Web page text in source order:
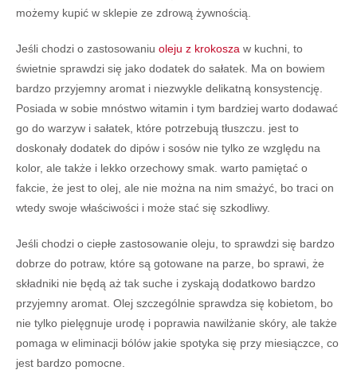
możemy kupić w sklepie ze zdrową żywnością.
Jeśli chodzi o zastosowaniu oleju z krokosza w kuchni, to
świetnie sprawdzi się jako dodatek do sałatek. Ma on bowiem
bardzo przyjemny aromat i niezwykle delikatną konsystencję.
Posiada w sobie mnóstwo witamin i tym bardziej warto dodawać
go do warzyw i sałatek, które potrzebują tłuszczu. jest to
doskonały dodatek do dipów i sosów nie tylko ze względu na
kolor, ale także i lekko orzechowy smak. warto pamiętać o
fakcie, że jest to olej, ale nie można na nim smażyć, bo traci on
wtedy swoje właściwości i może stać się szkodliwy.
Jeśli chodzi o ciepłe zastosowanie oleju, to sprawdzi się bardzo
dobrze do potraw, które są gotowane na parze, bo sprawi, że
składniki nie będą aż tak suche i zyskają dodatkowo bardzo
przyjemny aromat. Olej szczególnie sprawdza się kobietom, bo
nie tylko pielęgnuje urodę i poprawia nawilżanie skóry, ale także
pomaga w eliminacji bólów jakie spotyka się przy miesiączce, co
jest bardzo pomocne.